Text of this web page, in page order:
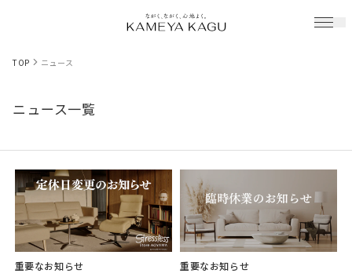
TOP ニュース
ニュース一覧
重要なお知らせ 重要なお知らせ